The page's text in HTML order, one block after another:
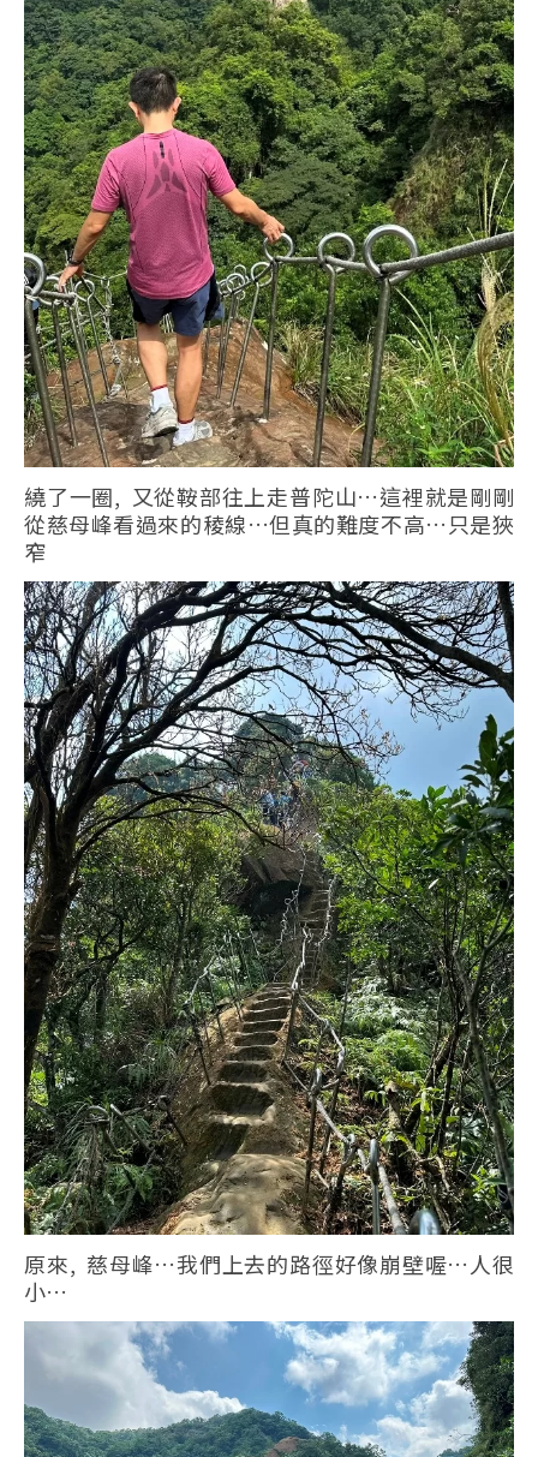
繞了一圈, 又從鞍部往上走普陀山…這裡就是剛剛
從慈母峰看過來的稜線…但真的難度不高…只是狹
窄
原來, 慈母峰…我們上去的路徑好像崩壁喔…人很
小…